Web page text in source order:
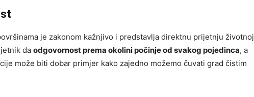
je zakonom kažnjivo i predstavlja direktnu prijetnju životnoj
da odgovornost prema okolini počinje od svakog pojedinca, a
može biti dobar primjer kako zajedno možemo čuvati grad čistim